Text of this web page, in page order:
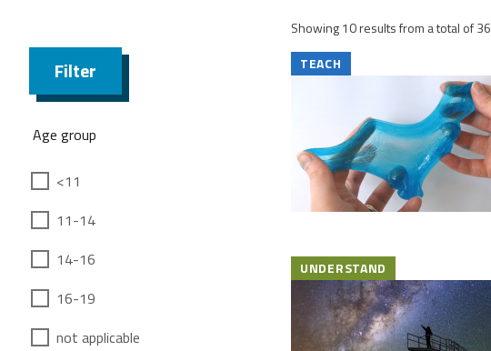
Filter
Age group
<11
11-14
14-16
16-19
not applicable
Showing 10 results from a total of 36
TEACH
UNDERSTAND